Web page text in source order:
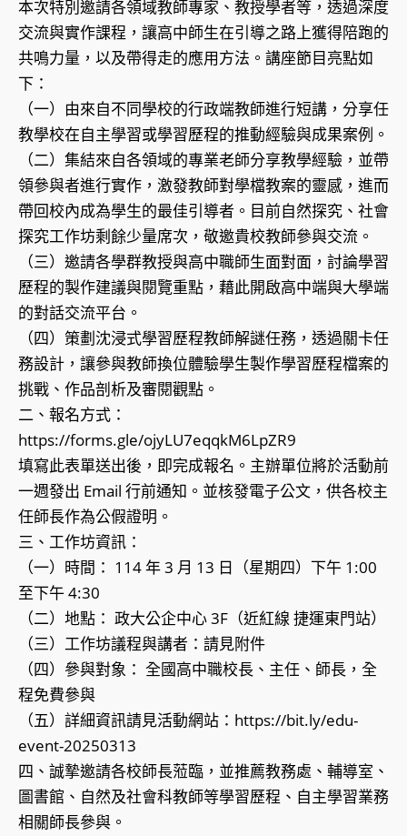
本次特別邀請各領域教師專家、教授學者等，透過深度
交流與實作課程，讓高中師生在引導之路上獲得陪跑的
共鳴力量，以及帶得走的應用方法。講座節目亮點如
下：
（一）由來自不同學校的行政端教師進行短講，分享任
教學校在自主學習或學習歷程的推動經驗與成果案例。
（二）集結來自各領域的專業老師分享教學經驗，並帶
領參與者進行實作，激發教師對學檔教案的靈感，進而
帶回校內成為學生的最佳引導者。目前自然探究、社會
探究工作坊剩餘少量席次，敬邀貴校教師參與交流。
（三）邀請各學群教授與高中職師生面對面，討論學習
歷程的製作建議與閱覽重點，藉此開啟高中端與大學端
的對話交流平台。
（四）策劃沈浸式學習歷程教師解謎任務，透過關卡任
務設計，讓參與教師換位體驗學生製作學習歷程檔案的
挑戰、作品剖析及審閱觀點。
二、報名方式：
https://forms.gle/ojyLU7eqqkM6LpZR9
填寫此表單送出後，即完成報名。主辦單位將於活動前
一週發出 Email 行前通知。並核發電子公文，供各校主
任師長作為公假證明。
三、工作坊資訊：
（一）時間： 114 年 3 月 13 日（星期四）下午 1:00
至下午 4:30
（二）地點： 政大公企中心 3F（近紅線 捷運東門站）
（三）工作坊議程與講者：請見附件
（四）參與對象： 全國高中職校長、主任、師長，全
程免費參與
（五）詳細資訊請見活動網站：https://bit.ly/edu-
event-20250313
四、誠摯邀請各校師長蒞臨，並推薦教務處、輔導室、
圖書館、自然及社會科教師等學習歷程、自主學習業務
相關師長參與。